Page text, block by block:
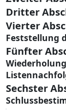
Dritter
Vierter
Feststellung
Fünfter
Sechster